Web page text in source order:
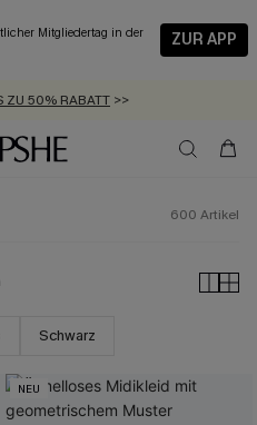
Mitgliedertag in der
ZUR APP
SCHNELLVERSAND-ARTIKEL >>
-20% EXTRA ERHALTEN
AB 89 €
600 Artikel
Schwarz
NEU